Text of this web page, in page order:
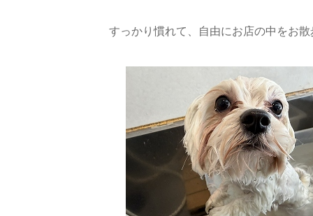
すっかり慣れて、自由にお店の中をお